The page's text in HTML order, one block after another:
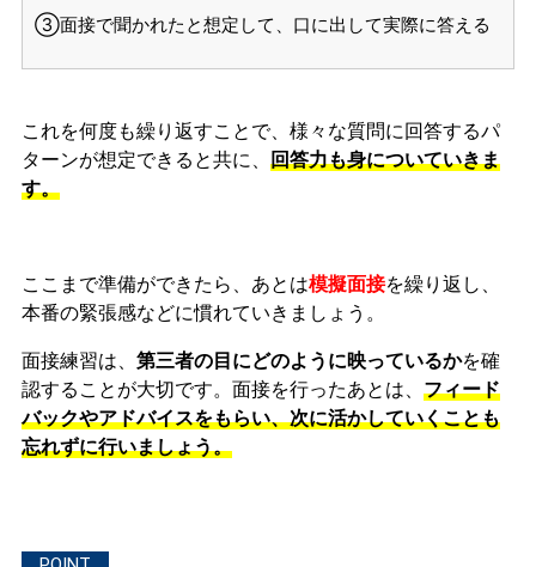
③面接で聞かれたと想定して、口に出して実際に答える
これを何度も繰り返すことで、様々な質問に回答するパ
ターンが想定できると共に、 回答力も身についていきま
す。
ここまで準備ができたら、あとは模擬面接を繰り返し、
本番の緊張感などに慣れていきましょう。
面接練習は、 第三者の目にどのように映っているかを確
認することが大切です。面接を行ったあとは、 フィード
バックやアドバイスをもらい、次に活かしていくことも
忘れずに行いましょう。